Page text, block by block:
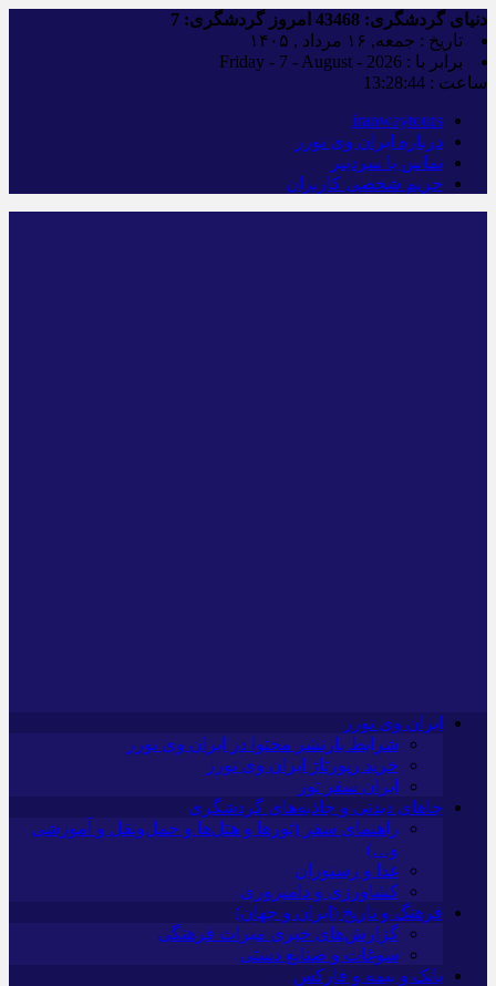
دنیای گردشگری: امروز گردشگری:
تاریخ : جمعه, ۱۶ مرداد , ۱۴۰۵
برابر با : Friday - 7 - August - 2026
ساعت : 13:28:45
iranwaytours
درباره ایران وی تورز
تماس با سردبیر
حریم شخصی کاربران
ایران وی تورز
شرایط بازنشر محتوا در ایران وی تورز
خرید رپورتاژ ایران وی تورز
ایران سفر تور
جاهای دیدنی و جاذبه‌های گردشگری
راهنمای سفر (تورها و هتل‌ها و حمل‌و‌نقل و آموزشی
و…)
غذا و رستوران
کشاورزی و دامپروری
فرهنگ و تاریخ (ایران و جهان)
گزارش‌های خبری میراث فرهنگی
سوغات و صنایع دستی
بانک و بیمه و فارکس